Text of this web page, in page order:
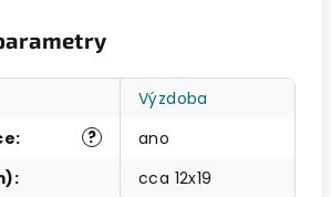
Výzdoba
?
:
ano
:
cca 12x19